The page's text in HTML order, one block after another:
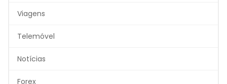
Viagens
Telemóvel
Notícias
Forex